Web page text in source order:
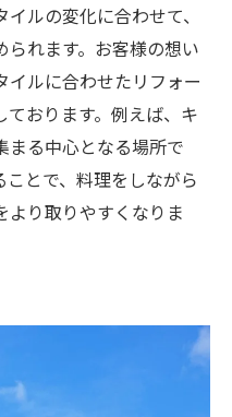
ルの変化に合わせて、
れます。お客様の想い
イルに合わせたリフォー
おります。例えば、キ
まる中心となる場所で
とで、料理をしながら
より取りやすくなりま